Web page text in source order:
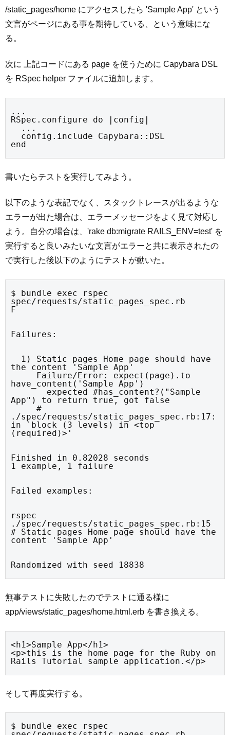
/static_pages/home にアクセスしたら 'Sample App' という
文言がページにある事を期待している、という意味にな
る。
次に 上記コードにある page を使うために Capybara DSL
を RSpec helper ファイルに追加します。
...
RSpec.configure do |config|
end
書いたらテストを実行してみよう。
以下のような表記でなく、スタックトレースが出るような
エラーが出た場合は、エラーメッセージをよく見て対応し
よう。自分の場合は、'rake db:migrate RAILS_ENV=test' を
実行すると良いみたいな文言がエラーと共に表示されたの
で実行した後以下のようにテストが動いた。
$ bundle exec rspec
spec/requests/static_pages_spec.rb
F
Failures:
the content 'Sample App'
have_content('Sample App')
       expected #has_content?("Sample
App") to return true, got false
./spec/requests/static_pages_spec.rb:17:
in `block (3 levels) in <top
(required)>'
Finished in 0.82028 seconds
1 example, 1 failure
Failed examples:
rspec
./spec/requests/static_pages_spec.rb:15
# Static pages Home page should have the
content 'Sample App'
Randomized with seed 18838
無事テストに失敗したのでテストに通る様に
app/views/static_pages/home.html.erb を書き換える。
<h1>Sample App</h1>
<p>this is the home page for the Ruby on
Rails Tutorial sample application.</p>
そして再度実行する。
$ bundle exec rspec